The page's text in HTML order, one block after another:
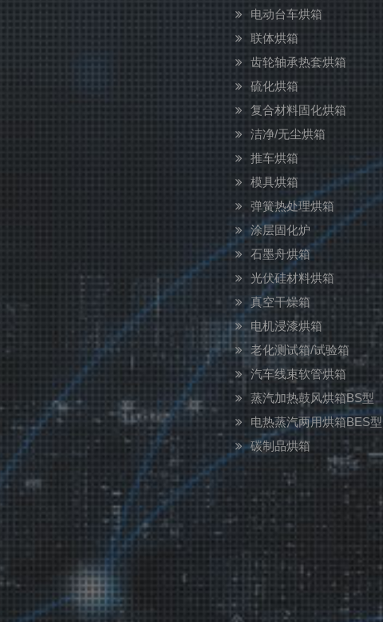
电动台车烘箱
联体烘箱
齿轮轴承热套烘箱
硫化烘箱
复合材料固化烘箱
洁净/无尘烘箱
推车烘箱
模具烘箱
弹簧热处理烘箱
涂层固化炉
石墨舟烘箱
光伏硅材料烘箱
真空干燥箱
电机浸漆烘箱
老化测试箱/试验箱
汽车线束软管烘箱
蒸汽加热鼓风烘箱BS型
电热蒸汽两用烘箱BES型
碳制品烘箱